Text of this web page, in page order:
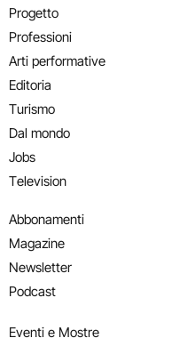
Progetto
Professioni
Arti performative
Editoria
Turismo
Dal mondo
Jobs
Television
Abbonamenti
Magazine
Newsletter
Podcast
Eventi e Mostre